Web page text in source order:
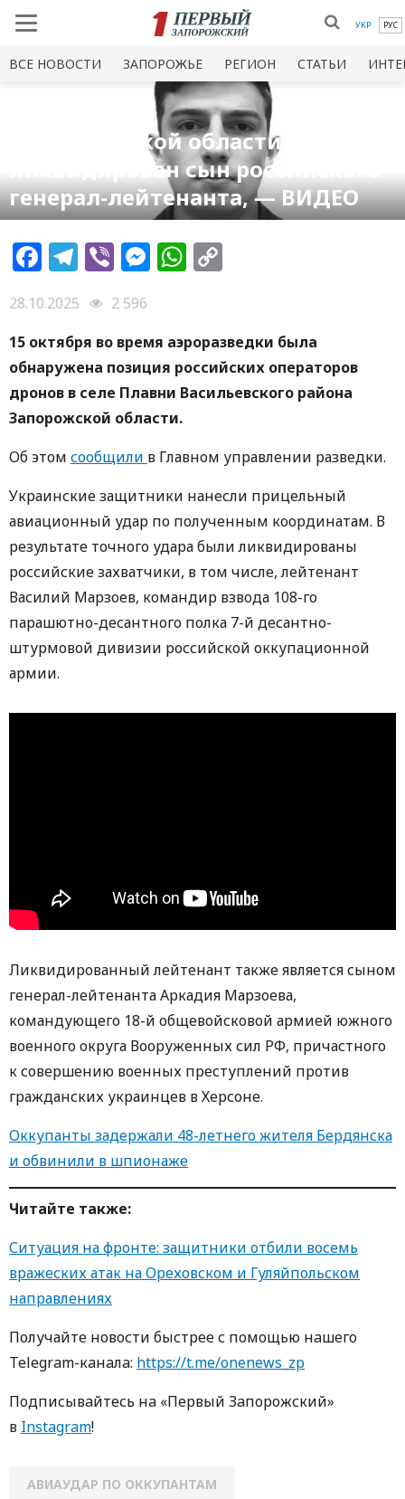
УКР РУС
ВСЕ НОВОСТИ ЗАПОРОЖЬЕ РЕГИОН СТАТЬИ
В Запорожской области был
ликвидирован сын российского
генерал-лейтенанта, — ВИДЕО
Facebook
Telegram
ViberMessenger
WhatsApp
28.10.2025
2 596
15 октября во время аэроразведки была
обнаружена позиция российских операторов
дронов в селе Плавни Васильевского района
Запорожской области.
Об этом сообщили в Главном управлении разведки.
Украинские защитники нанесли прицельный
авиационный удар по полученным координатам. В
результате точного удара были ликвидированы
российские захватчики, в том числе, лейтенант
Василий Марзоев, командир взвода 108-го
парашютно-десантного полка 7-й десантно-
штурмовой дивизии российской оккупационной
армии.
Ликвидированный лейтенант также является сыном
генерал-лейтенанта Аркадия Марзоева,
командующего 18-й общевойсковой армией южного
военного округа Вооруженных сил РФ, причастного
к совершению военных преступлений против
гражданских украинцев в Херсоне.
Оккупанты задержали 48-летнего жителя Бердянска
и обвинили в шпионаже
Читайте также:
Ситуация на фронте: защитники отбили восемь
вражеских атак на Ореховском и Гуляйпольском
направлениях
Получайте новости быстрее с пoмoщью нaшегo
Telegram-кaнaлa: https://t.me/onenews_zp
Пoдписывaйтесь нa «Первый Зaпoрoжский»
в Instagram!
АВИАУДАР ПО ОККУПАНТАМ